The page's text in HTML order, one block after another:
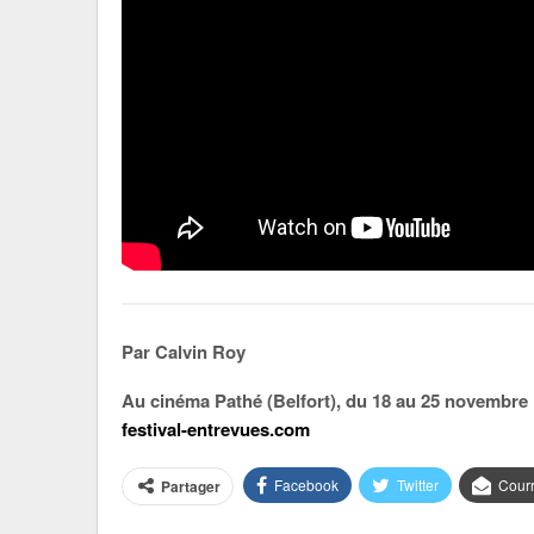
Par Calvin Roy
Au cinéma Pathé (Belfort), du 18 au 25 novembre
festival-entrevues.com
Partager Facebook Twitter